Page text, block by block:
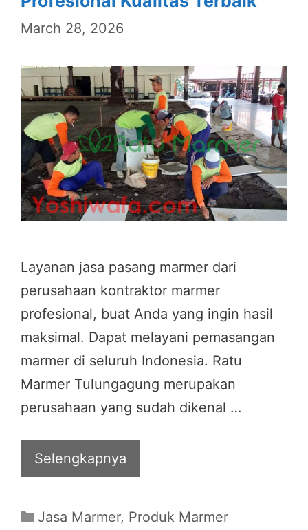
March 28, 2026
Layanan jasa pasang marmer dari
perusahaan kontraktor marmer
profesional, buat Anda yang ingin hasil
maksimal. Dapat melayani pemasangan
marmer di seluruh Indonesia. Ratu
Marmer Tulungagung merupakan
perusahaan yang sudah dikenal …
Selengkapnya
Categories
Jasa Marmer, Produk Marmer